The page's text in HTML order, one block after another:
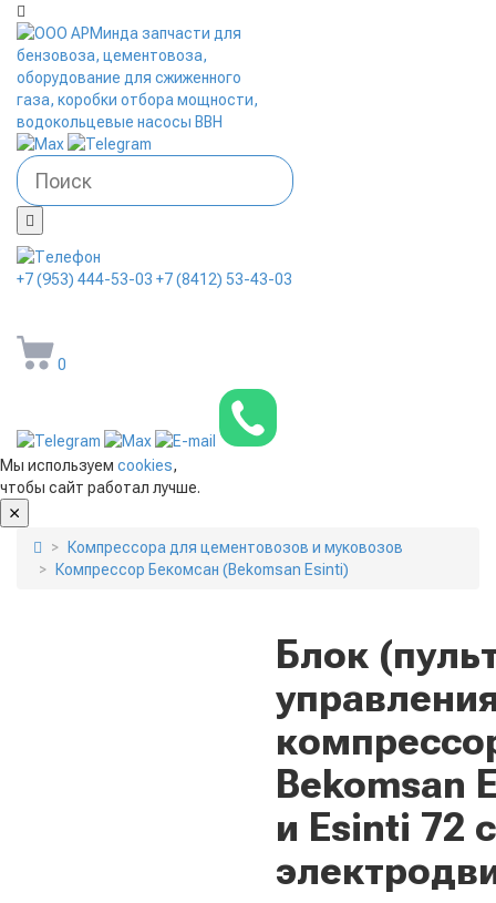
+7 (953) 444-53-03 +7 (8412) 53-43-03
0
Мы используем cookies,
чтобы сайт работал лучше.
Компрессора для цементовозов и муковозов
Компрессор Бекомсан (Bekomsan Esinti)
Блок
Bekomsan
и Esinti 72 с